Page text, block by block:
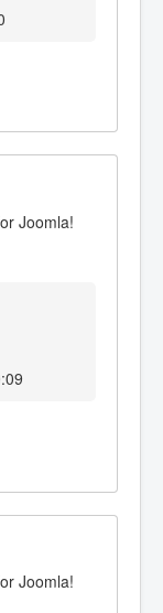
Joomla!
Joomla!